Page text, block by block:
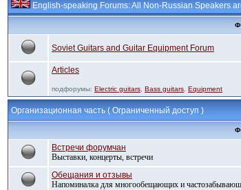
English-speaking Forums: All Non-Russian Speakers
Soviet Guitars and Guitar Equipment Forum
Articles
подфорумы: Electric guitars Bass guitars Equipment
Организационная часть ( Ограниченный доступ )
Встречи форумчан
Выставки, концерты, встречи
Обещания и отзывы
Напоминалка для многообещающих и